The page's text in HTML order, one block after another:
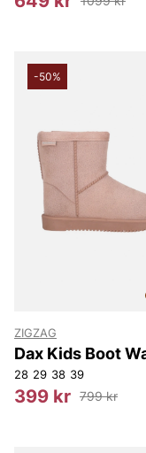
-50%
ZIGZAG
Dax Kids Boot
WP
28 29 38 39
399 kr 799 kr